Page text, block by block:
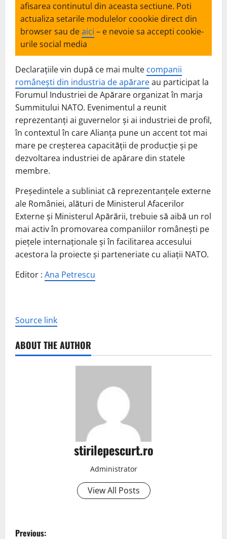
afisarea continutul din aceasta sectiune. Poti
actualiza setarile modulelor coookie direct din
browser sau deaici – e nevoie sa accepti cookie-
urile social media
Declarațiile vin după ce mai multe companii
românești din industria de apărareau participat la
Forumul Industriei de Apărare organizat în marja
Summitului NATO. Evenimentul a reunit
reprezentanți ai guvernelor și ai industriei de profil,
în contextul în care Alianța pune un accent tot mai
mare pe creșterea capacității de producție și pe
dezvoltarea industriei de apărare din statele
membre.
Președintele a subliniat că reprezentanțele externe
ale României, alături de Ministerul Afacerilor
Externe și Ministerul Apărării, trebuie să aibă un rol
mai activ în promovarea companiilor românești pe
piețele internaționale și în facilitarea accesului
acestora la proiecte și parteneriate cu aliații NATO.
Editor : Ana Petrescu
Source link
ABOUT THE AUTHOR
stirilepescurt.ro
Administrator
View All Posts
P
Previous: